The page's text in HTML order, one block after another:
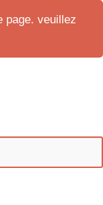
page. veuillez